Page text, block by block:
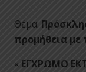
Θέμα:
προμήθεια με
« ΕΓΧΡΩΜΟ